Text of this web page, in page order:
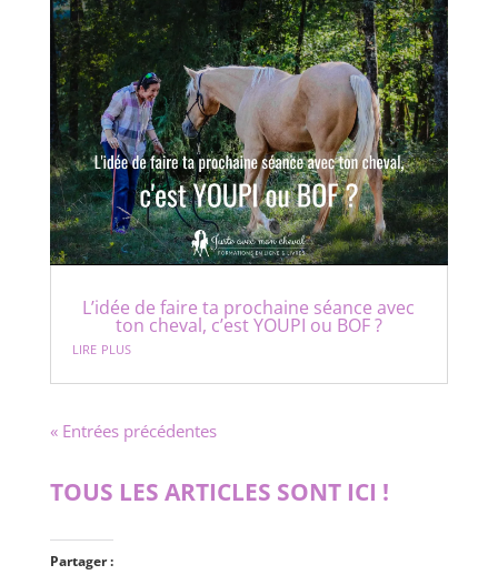
L’idée de faire ta prochaine séance avec
ton cheval, c’est YOUPI ou BOF ?
lire plus
« Entrées précédentes
TOUS LES ARTICLES SONT ICI !
Partager :